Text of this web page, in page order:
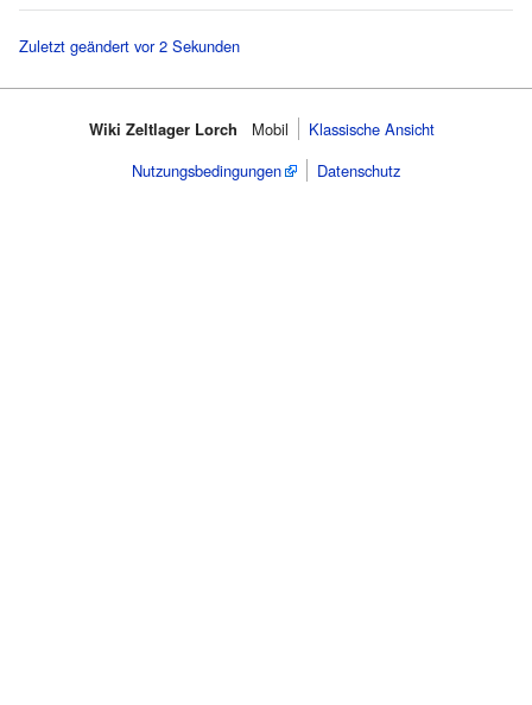
Zuletzt geändert vor 2 Sekunden
Wiki Zeltlager Lorch Mobil
Klassische Ansicht
Nutzungsbedingungen
Datenschutz